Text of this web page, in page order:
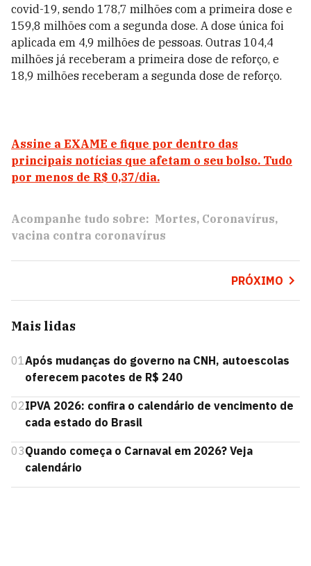
covid-19, sendo 178,7 milhões com a primeira dose e
159,8 milhões com a segunda dose. A dose única foi
aplicada em 4,9 milhões de pessoas. Outras 104,4
milhões já receberam a primeira dose de reforço, e
18,9 milhões receberam a segunda dose de reforço.
Assine a EXAME e fique por dentro das
principais notícias que afetam o seu bolso. Tudo
por menos de R$ 0,37/dia.
Acompanhe tudo sobre: Mortes Coronavírus
vacina contra coronavírus
PRÓXIMO
Mais lidas
01Após mudanças do governo na CNH, autoescolas
oferecem pacotes de R$ 240
02IPVA 2026: confira o calendário de vencimento de
cada estado do Brasil
03Quando começa o Carnaval em 2026? Veja
calendário